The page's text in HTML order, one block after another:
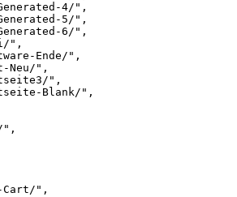
4/",
5/",
6/",
",
Ende/",
Neu/",
",
Blank/",
",
Cart/",